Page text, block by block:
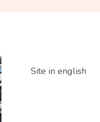
Site in english